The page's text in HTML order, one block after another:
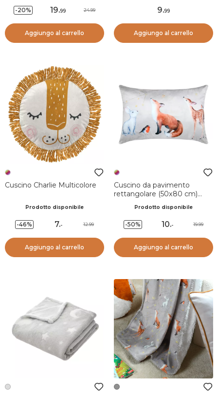
-20% 19.99 24.99
Aggiungo al carrello
9.99
Aggiungo al carrello
Cuscino Charlie Multicolore
Prodotto disponibile
-46% 7.- 12.99
Aggiungo al carrello
Cuscino da pavimento
rettangolare (50x80 cm)
Prodotto disponibile
-50% 10.- 19.99
Aggiungo al carrello